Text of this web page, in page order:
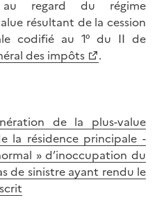
au regard du régime
résultant de la cession
codifié au 1° du II de
des impôts
.
de la plus-value
la résidence principale -
» d’inoccupation du
de sinistre ayant rendu le